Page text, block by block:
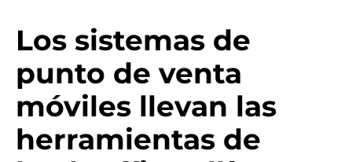
Los sistemas de
punto de venta
móviles llevan las
herramientas de